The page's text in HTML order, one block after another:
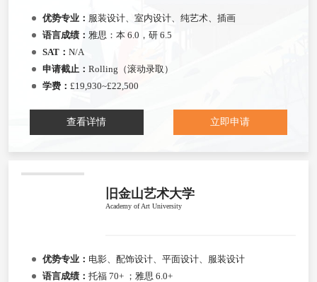
优势专业： 服装设计、室内设计、纯艺术、插画
语言成绩： 雅思：本 6.0，研 6.5
SAT： N/A
申请截止： Rolling（滚动录取）
学费： £19,930~£22,500
查看详情 立即申请
旧金山艺术大学
Academy of Art University
优势专业： 电影、配饰设计、平面设计、服装设计
语言成绩： 托福 70+ ；雅思 6.0+